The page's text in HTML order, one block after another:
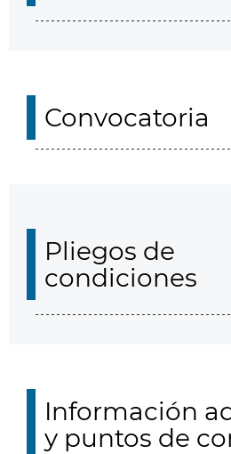
Convocatoria
Pliegos de
condiciones
Información
y puntos de